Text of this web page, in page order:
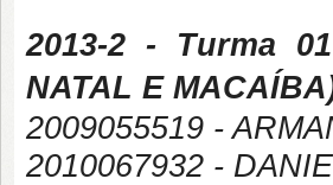
2013-2 - Turma
NATAL E MACAÍBA
2009055519 -
2010067932 -